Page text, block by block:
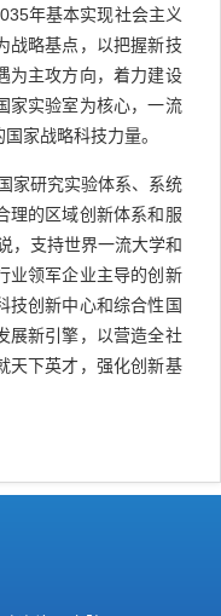
年基本实现社会主义
战略基点，以把握新技
为主攻方向，着力建设
家实验室为核心，一流
家战略科技力量。
研究实验体系、系统
理的区域创新体系和服
，支持世界一流大学和
业领军企业主导的创新
技创新中心和综合性国
展新引擎，以营造全社
天下英才，强化创新基